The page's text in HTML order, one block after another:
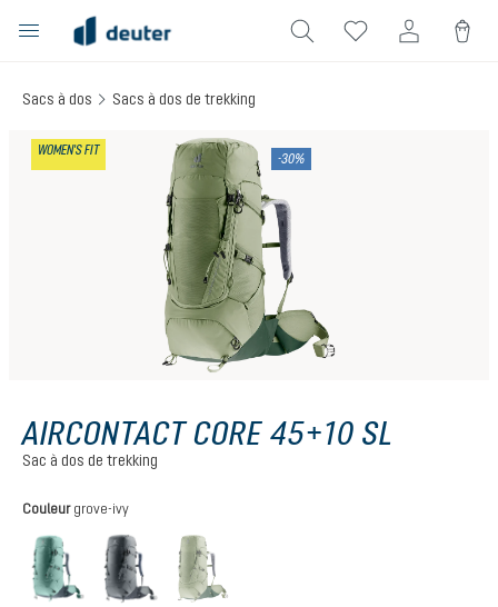
principal
Sacs à dos Sacs à dos de trekking
WOMEN'S FIT
-30%
AIRCONTACT CORE 45+10 SL
Sac à dos de trekking
Sélectionnez
Couleur grove-ivy
jade-graphitegraphite-black